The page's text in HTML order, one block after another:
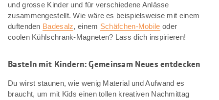
und grosse Kinder und für verschiedene Anlässe
zusammengestellt. Wie wäre es beispielsweise mit einem
duftenden Badesalz, einem Schäfchen-Mobile oder
coolen Kühlschrank-Magneten? Lass dich inspirieren!
Basteln mit Kindern: Gemeinsam Neues entdecken
Du wirst staunen, wie wenig Material und Aufwand es
braucht, um mit Kids einen tollen kreativen Nachmittag